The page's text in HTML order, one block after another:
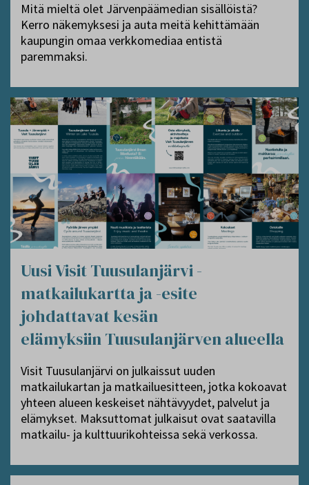
Mitä mieltä olet Järvenpäämedian sisällöistä?
Kerro näkemyksesi ja auta meitä kehittämään
kaupungin omaa verkkomediaa entistä
paremmaksi.
Uusi Visit Tuusulanjärvi -
matkailukartta ja -esite
johdattavat kesän
elämyksiin Tuusulanjärven alueella
Visit Tuusulanjärvi on julkaissut uuden
matkailukartan ja matkailuesitteen, jotka kokoavat
yhteen alueen keskeiset nähtävyydet, palvelut ja
elämykset. Maksuttomat julkaisut ovat saatavilla
matkailu- ja kulttuurikohteissa sekä verkossa.